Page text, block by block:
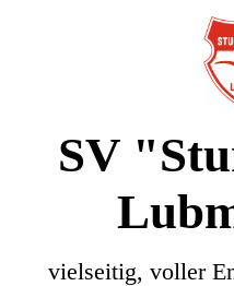
SV
vielseitig, voller